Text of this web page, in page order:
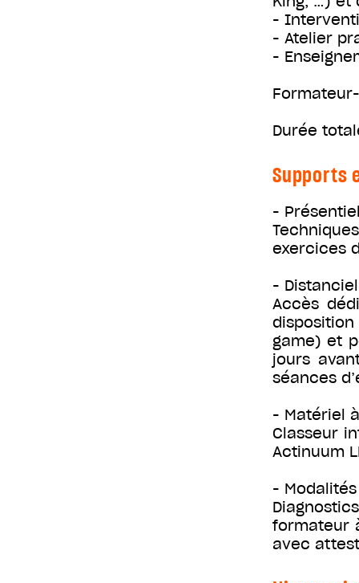
-
- Atelier
-
Durée
Supports
-
exercices
-
Accès
disposition
game) et
jours
séances
- Matériel
Classeur
Actinuum
-
formateur
avec